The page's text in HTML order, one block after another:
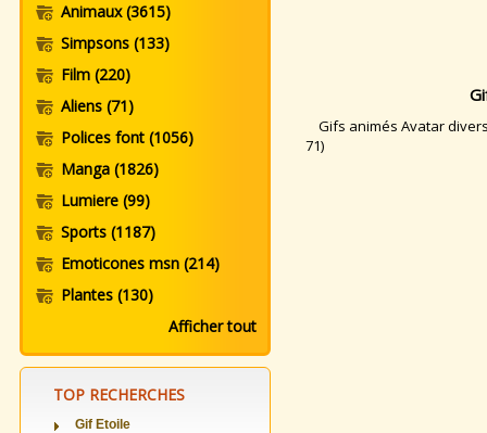
Animaux(3615)
Simpsons (133)
Film (220)
Aliens (71)
Polices font (1056)
Manga (1826)
Lumiere (99)
Sports (1187)
Emoticones msn (214)
Plantes (130)
Afficher tout
TOP RECHERCHES
Gif Etoile
Gifs animés Avatar
71)